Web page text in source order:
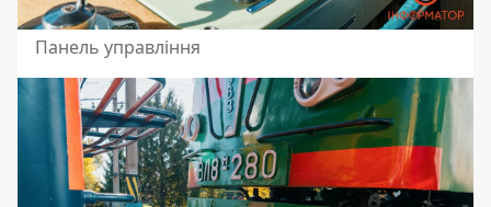
Панель управління